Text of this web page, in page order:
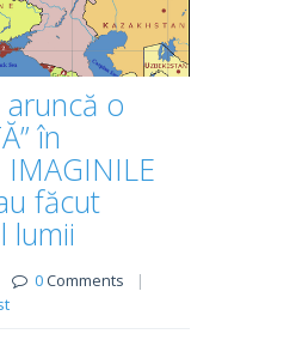
aruncă o
în
IMAGINILE
făcut
lumii
0Comments
|